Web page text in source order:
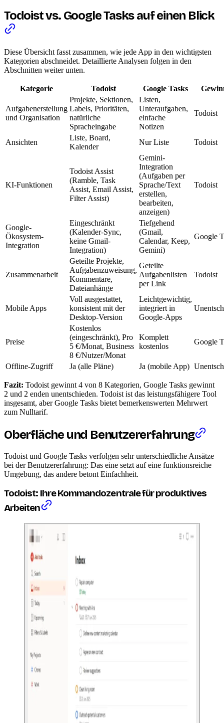
Todoist vs. Google Tasks auf einen Blick
Diese Übersicht fasst zusammen, wie jede App in den wichtigsten
Kategorien abschneidet. Detaillierte Analysen folgen in den
Abschnitten weiter unten.
Kategorie Todoist Google Tasks
Aufgabenerstellung
und Organisation
Projekte, Sektionen,
Labels, Prioritäten,
natürliche
Spracheingabe
Listen,
Unteraufgaben,
einfache
Notizen
Todoist
Ansichten
Liste, Board,
Kalender
Nur Liste Todoist
KI-Funktionen
Todoist Assist
(Ramble, Task
Assist, Email Assist,
Filter Assist)
Gemini-
Integration
(Aufgaben per
Sprache/Text
erstellen,
bearbeiten,
anzeigen)
Todoist
Google-
Ökosystem-
Integration
Eingeschränkt
(Kalender-Sync,
keine Gmail-
Integration)
Tiefgehend
(Gmail,
Calendar, Keep,
Gemini)
Google
Zusammenarbeit
Geteilte Projekte,
Aufgabenzuweisung,
Kommentare,
Dateianhänge
Geteilte
Aufgabenlisten
per Link
Todoist
Mobile Apps
Voll ausgestattet,
konsistent mit der
Desktop-Version
Leichtgewichtig,
integriert in
Google-Apps
Preise
Kostenlos
(eingeschränkt), Pro
5 €/Monat, Business
8 €/Nutzer/Monat
Komplett
kostenlos
Google
Offline-Zugriff Ja (alle Pläne) Ja (mobile App)
Fazit: Todoist gewinnt 4 von 8 Kategorien, Google Tasks gewinnt
2 und 2 enden unentschieden. Todoist ist das leistungsfähigere Tool
insgesamt, aber Google Tasks bietet bemerkenswerten Mehrwert
zum Nulltarif.
Oberfläche und Benutzererfahrung
Todoist und Google Tasks verfolgen sehr unterschiedliche Ansätze
bei der Benutzererfahrung: Das eine setzt auf eine funktionsreiche
Umgebung, das andere betont Einfachheit.
Todoist: Ihre Kommandozentrale für produktives
Arbeiten